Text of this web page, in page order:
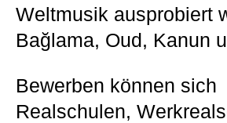
Weltmusik ausprobiert
Bağlama, Oud, Kanun
Bewerben können sich
Realschulen,